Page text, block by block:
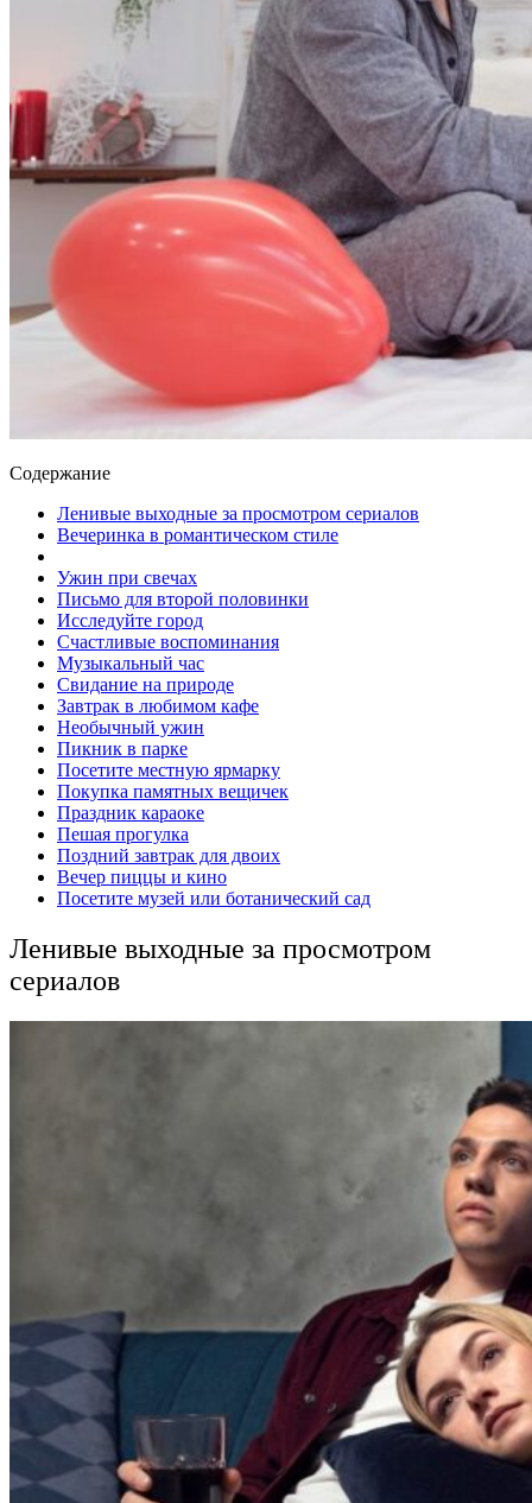
Содержание
Ленивые выходные за просмотром сериалов
Вечеринка в романтическом стиле
Ужин при свечах
Письмо для второй половинки
Исследуйте город
Счастливые воспоминания
Музыкальный час
Свидание на природе
Завтрак в любимом кафе
Необычный ужин
Пикник в парке
Посетите местную ярмарку
Покупка памятных вещичек
Праздник караоке
Пешая прогулка
Поздний завтрак для двоих
Вечер пиццы и кино
Посетите музей или ботанический сад
Ленивые выходные за просмотром
сериалов